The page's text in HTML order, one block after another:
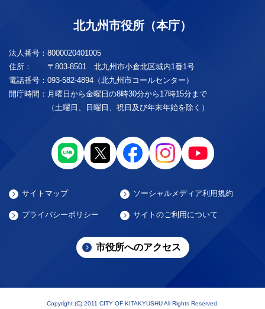
北九州市役所（本庁）
法人番号： 8000020401005
住所：
〒803-8501 北九州市小倉北区城内1番1号
電話番号： 093-582-4894（北九州市コールセンター）
開庁時間： 月曜日から金曜日の8時30分から17時15分まで
（土曜日、日曜日、祝日及び年末年始を除く）
サイトマップ ソーシャルメディア利用規約
プライバシーポリシー サイトのご利用について
市役所へのアクセス
Copyright (C) 2011 CITY OF KITAKYUSHU All Rights Reserved.